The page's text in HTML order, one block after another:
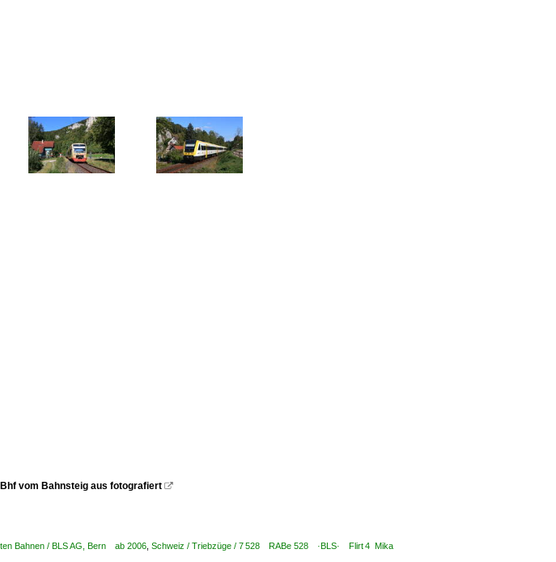
vom Bahnsteig aus fotografiert 
Bahnen / BLS AG, Bern ab 2006 Schweiz / Triebzüge / 7 528 RABe 528 ·BLS· Flirt 4 Mika